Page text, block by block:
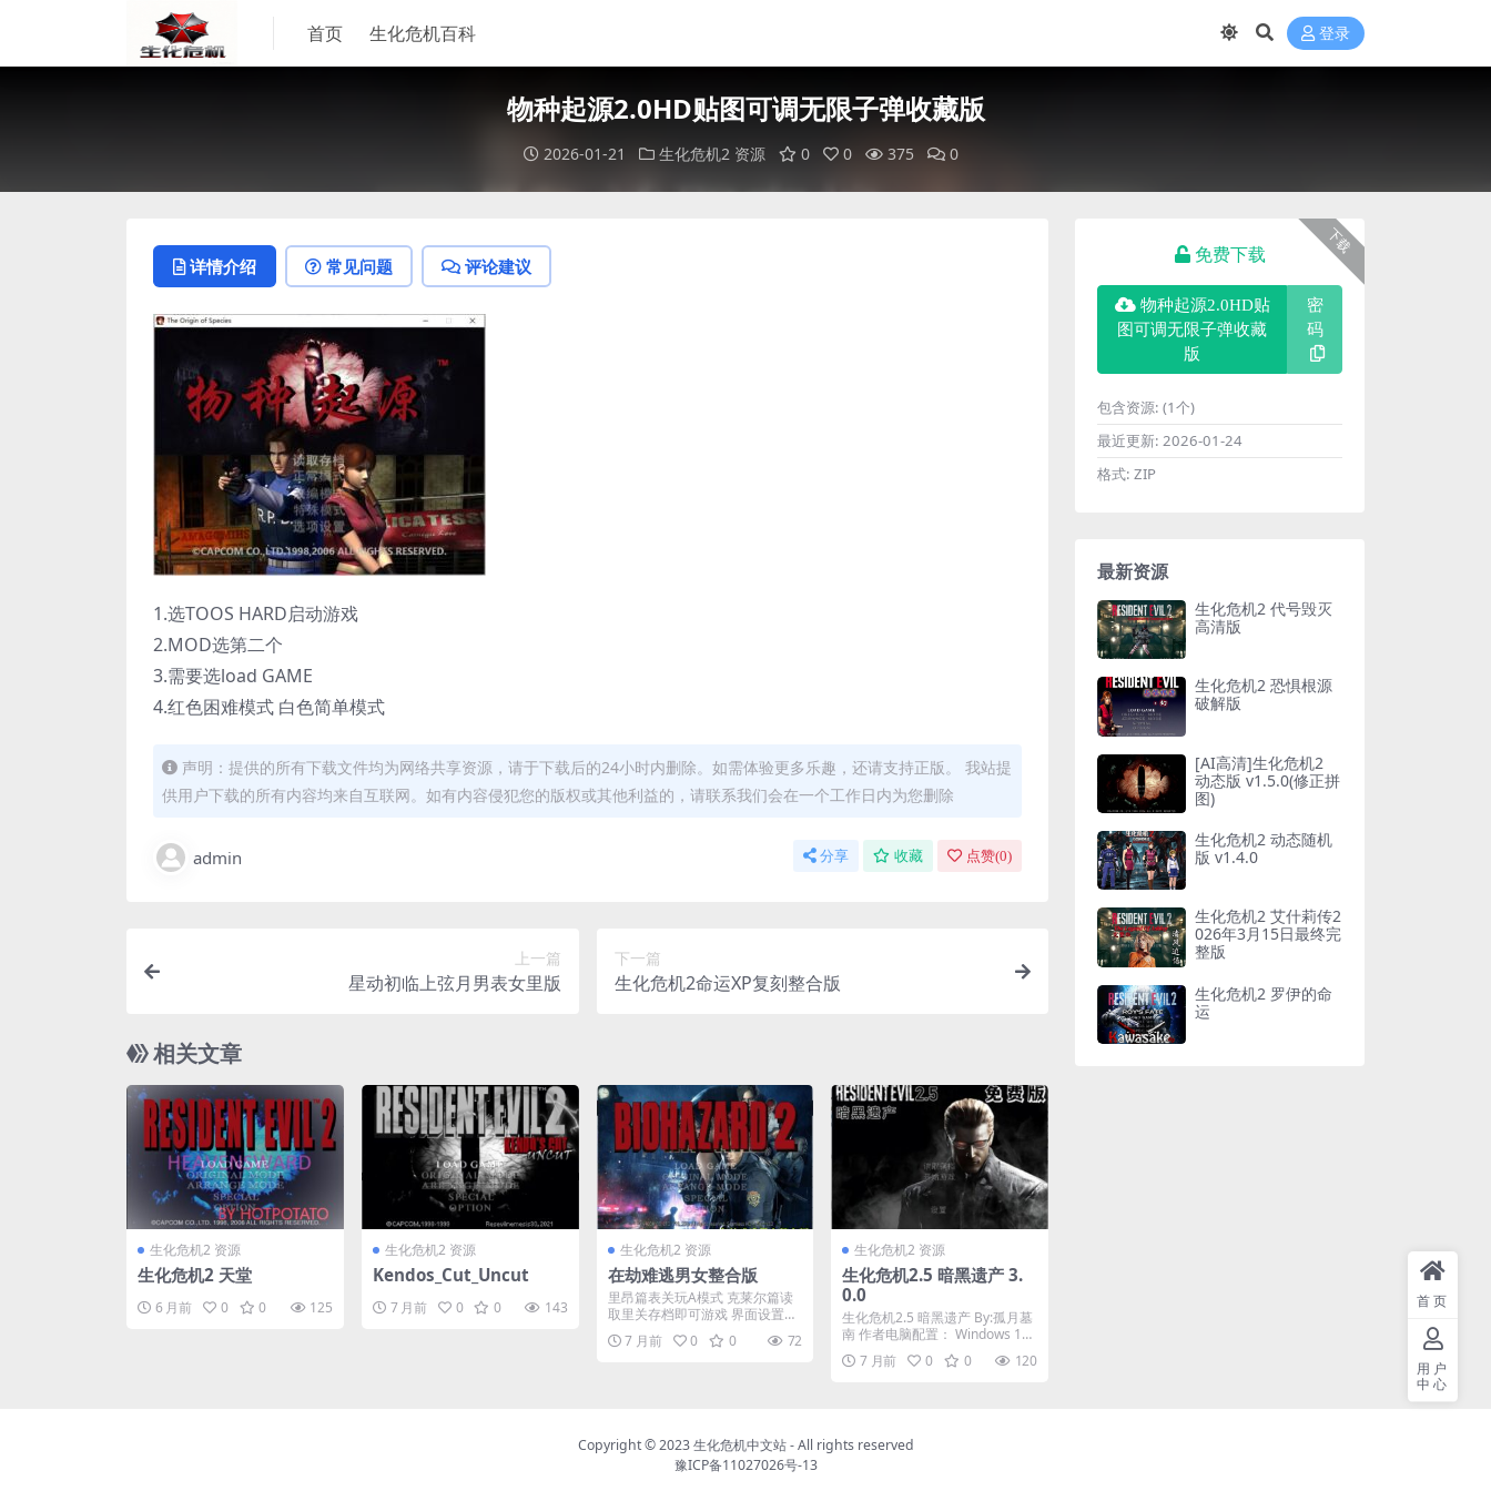
首页 生化危机百科 登录
物种起源2.0HD贴图可调无限子弹收藏版
2026-01-21 生化危机2 资源 0 0 375 0
详情介绍 常见问题 评论建议
1.选TOOS HARD启动游戏
2.MOD选第二个
3.需要选load GAME
4.红色困难模式 白色简单模式
声明：提供的所有下载文件均为网络共享资源，请于下载后的24小时内删除。如需体验更多乐趣，还请支持正版。 我站提
供用户下载的所有内容均来自互联网。如有内容侵犯您的版权或其他利益的，请联系我们会在一个工作日内为您删除
admin 分享 收藏 点赞(0)
上一篇
星动初临上弦月男表女里版
下一篇
生化危机2命运XP复刻整合版
相关文章
生化危机2 资源
生化危机2 天堂
6 月前 0 0 125
生化危机2 资源
Kendos_Cut_Uncut
7 月前 0 0 143
生化危机2 资源
在劫难逃男女整合版
里昂篇表关玩A模式 克莱尔篇读
取里关存档即可游戏 界面设置选
择日文，关闭动画 此...
7 月前 0 0 72
生化危机2 资源
生化危机2.5 暗黑遗产 3.
0.0
生化危机2.5 暗黑遗产 By:孤月墓
南 作者电脑配置： Windows 10
...
7 月前 0 0 120
下载
免费下载
物种起源2.0HD贴
图可调无限子弹收藏
版
密
码
包含资源: (1个)
最近更新: 2026-01-24
格式: ZIP
最新资源
生化危机2 代号毁灭
高清版
生化危机2 恐惧根源
破解版
[AI高清]生化危机2
动态版 v1.5.0(修正拼
图)
生化危机2 动态随机
版 v1.4.0
生化危机2 艾什莉传2
026年3月15日最终完
整版
生化危机2 罗伊的命
运
Copyright © 2023生化危机中文站- All rights reserved
豫ICP备11027026号-13
首页
用户
中心